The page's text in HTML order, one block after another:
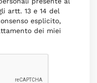
artt. 13 e 14 del
esplicito,
dei miei